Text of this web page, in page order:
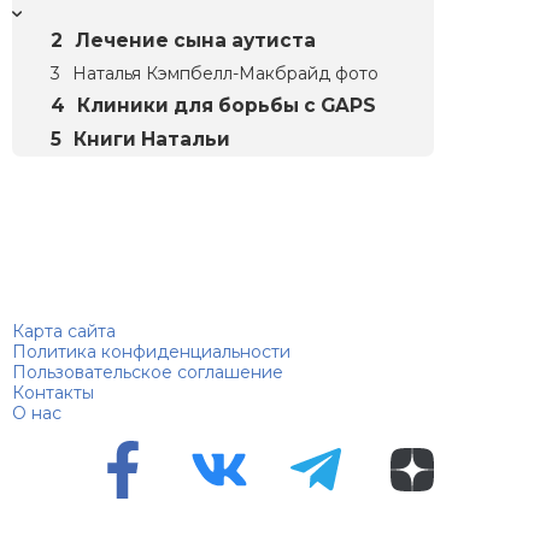
Лечение сына аутиста
Наталья Кэмпбелл-Макбрайд фото
Клиники для борьбы с GAPS
Книги Натальи
Карта сайта
Политика конфиденциальности
Пользовательское соглашение
Контакты
О нас